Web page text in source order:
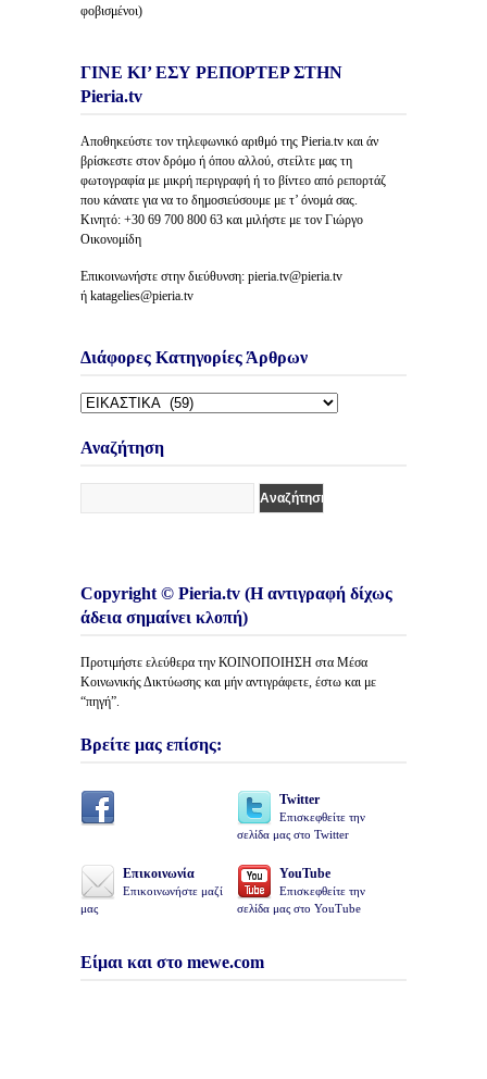
φοβισμένοι)
ΓΙΝΕ ΚΙ’ ΕΣΥ ΡΕΠΟΡΤΕΡ ΣΤΗΝ
Pieria.tv
Αποθηκεύστε τον τηλεφωνικό αριθμό της Pieria.tv και άν
βρίσκεστε στον δρόμο ή όπου αλλού, στείλτε μας τη
φωτογραφία με μικρή περιγραφή ή το βίντεο από ρεπορτάζ
που κάνατε για να το δημοσιεύσουμε με τ’ όνομά σας.
Κινητό: +30 69 700 800 63 και μιλήστε με τον Γιώργο
Οικονομίδη
Επικοινωνήστε στην διεύθυνση: pieria.tv@pieria.tv
ή katagelies@pieria.tv
Διάφορες Κατηγορίες Άρθρων
Διάφορες
Άρθρων
Αναζήτηση
Copyright © Pieria.tv (Η αντιγραφή δίχως
άδεια σημαίνει κλοπή)
Προτιμήστε ελεύθερα την ΚΟΙΝΟΠΟΙΗΣΗ στα Μέσα
Κοινωνικής Δικτύωσης και μήν αντιγράφετε, έστω και με
“πηγή”.
Βρείτε μας επίσης:
Twitter
Επισκεφθείτε την
σελίδα μας στο Twitter
Επικοινωνία
Επικοινωνήστε μαζί
μας
YouTube
Επισκεφθείτε την
σελίδα μας στο YouTube
Είμαι και στο mewe.com